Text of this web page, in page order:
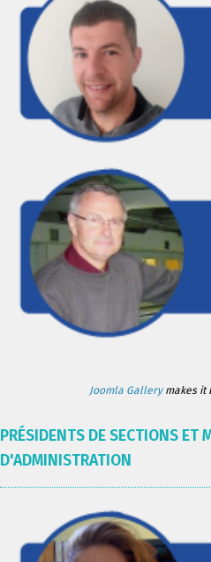
Joomla Gallerymakes it
PRÉSIDENTS DE SECTIONS ET
D'ADMINISTRATION